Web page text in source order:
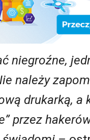
niegroźne,
należy
drukarką,
przez